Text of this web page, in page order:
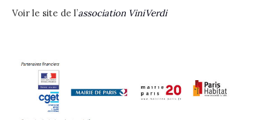
Voir le site de l’association ViniVerdi